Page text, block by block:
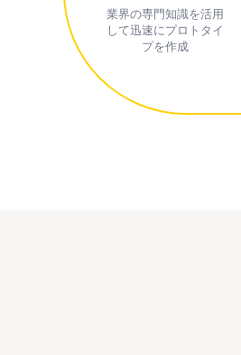
業界の専門知識を活用
して迅速にプロトタイ
プを作成